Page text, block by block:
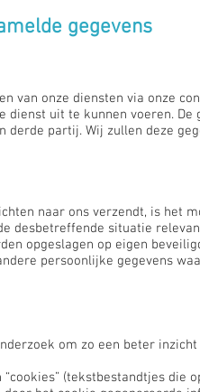
gegevens
van onze diensten via onze
dienst uit te kunnen voeren.
derde partij. Wij zullen deze
naar ons verzendt, is het
desbetreffende situatie
opgeslagen op eigen
persoonlijke gegevens
om zo een beter
(tekstbestandtjes